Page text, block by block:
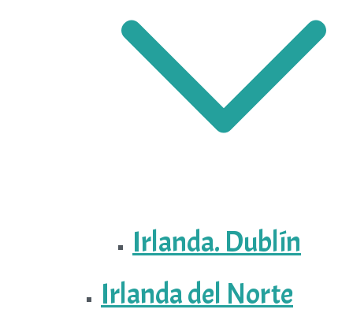
Irlanda. Dublín
Irlanda del Norte